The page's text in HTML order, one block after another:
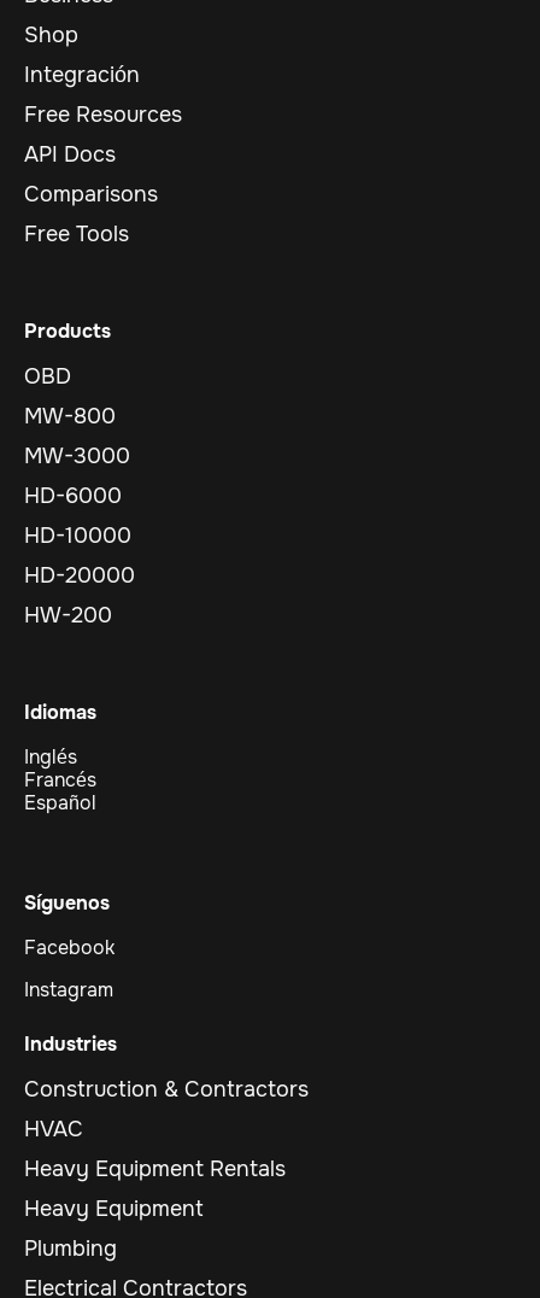
Shop
Integración
Free Resources
API Docs
Comparisons
Free Tools
Products
OBD
MW-800
MW-3000
HD-6000
HD-10000
HD-20000
HW-200
Idiomas
Inglés
Francés
Español
Síguenos
Facebook
Instagram
Industries
Construction & Contractors
HVAC
Heavy Equipment Rentals
Heavy Equipment
Plumbing
Electrical Contractors